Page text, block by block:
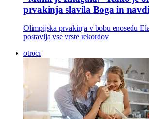
prvakinja slavila Boga in
Olimpijska prvakinja v bobu enosedu
postavlja vse vrste rekordov
otroci